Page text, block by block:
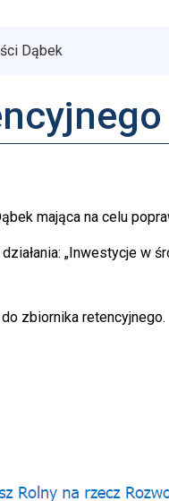
Dąbek
mająca na celu
„Inwestycje w
zbiornika retencyjnego.